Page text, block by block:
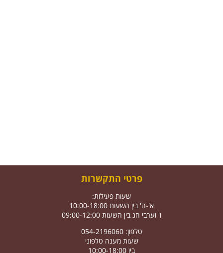
פרטי התקשרות
שעות פעילות:
א'-ה' בין השעות 10:00-18:00
ו' וערבי חג בין השעות 09:00-12:00
טלפון: 054-2196060
שעות מענה טלפוני
בין 10:00-18:00